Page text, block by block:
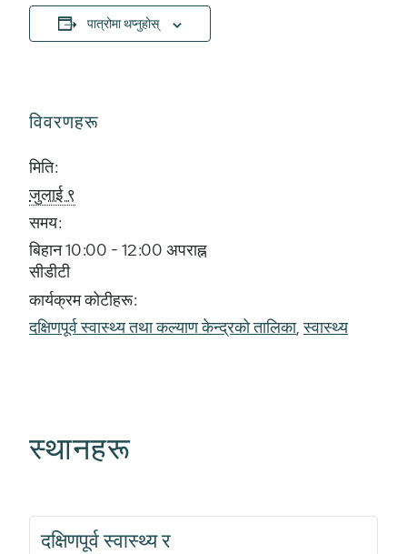
पात्रोमा थप्नुहोस्
विवरणहरू
मिति:
जुलाई ९
समय:
बिहान 10:00 - 12:00 अपराह्न
सीडीटी
कार्यक्रम कोटीहरू:
दक्षिणपूर्व स्वास्थ्य तथा कल्याण केन्द्रको तालिका,स्वास्थ्य
स्थानहरू
दक्षिणपूर्व स्वास्थ्य र